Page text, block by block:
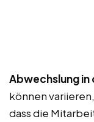
Abwechslung in
können
dass die